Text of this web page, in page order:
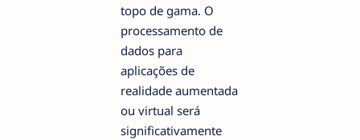
topo de gama. O
processamento de
dados para
aplicações de
realidade aumentada
ou virtual será
significativamente